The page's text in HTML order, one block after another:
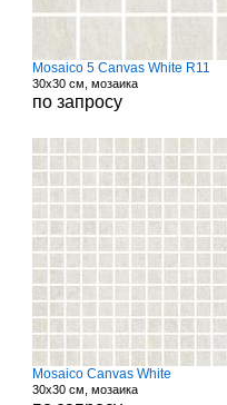
Mosaico 5 Canvas White R11
30x30 см, мозаика
по запросу
Mosaico Canvas White
30x30 см, мозаика